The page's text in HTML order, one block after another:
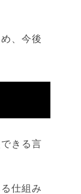
、今後
きる言
仕組み